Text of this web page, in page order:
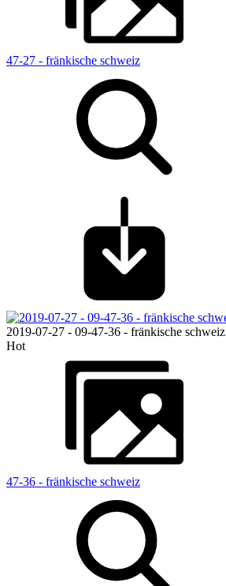
47-27 - fränkische schweiz
2019-07-27 - 09-47-36 - fränkische schweiz
Hot
47-36 - fränkische schweiz